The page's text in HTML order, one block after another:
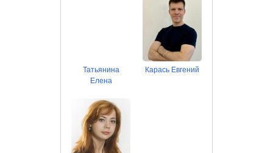
Татьянина
Елена
Карась Евгений